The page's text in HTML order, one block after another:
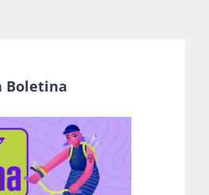
Boletina